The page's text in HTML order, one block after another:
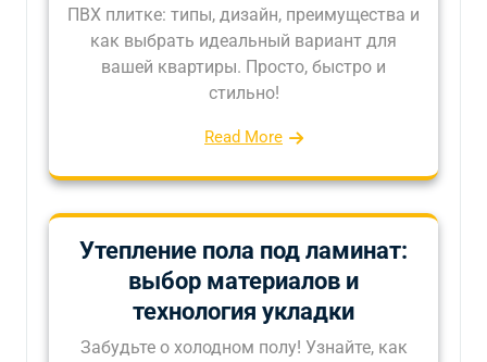
ПВХ плитке: типы, дизайн, преимущества и
как выбрать идеальный вариант для
вашей квартиры. Просто, быстро и
стильно!
Read More
Утепление пола под ламинат:
выбор материалов и
технология укладки
Забудьте о холодном полу! Узнайте, как